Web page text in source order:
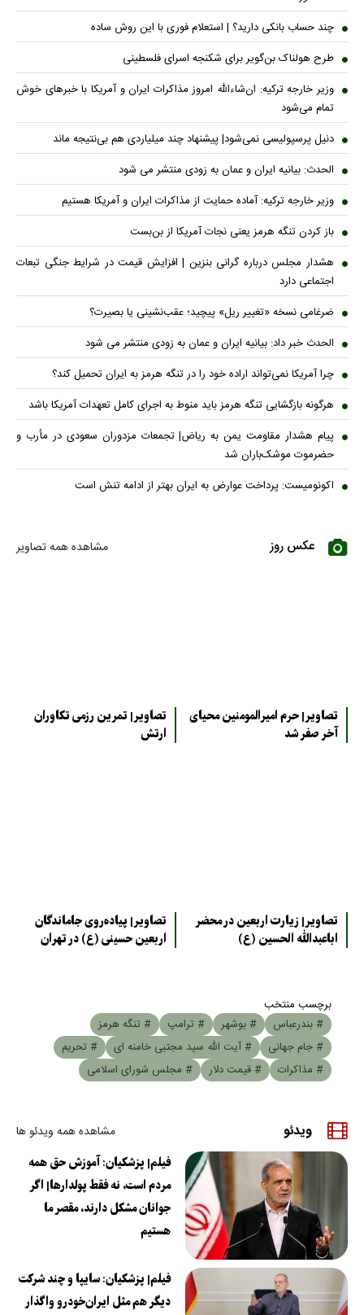
چند حساب بانکی دارید؟ | استعلام فوری با این روش ساده
طرح هولناک بن‌گویر برای شکنجه اسرای فلسطینی
وزیر خارجه ترکیه: ان‌شاءالله امروز مذاکرات ایران و آمریکا با خبرهای خوش
تمام می‌شود
دنیل پرسپولیسی نمی‌شود| پیشنهاد چند میلیاردی هم بی‌نتیجه ماند
الحدث: بیانیه ایران و عمان به زودی منتشر می شود
وزیر خارجه ترکیه: آماده حمایت از مذاکرات ایران و آمریکا هستیم
باز کردن تنگه هرمز یعنی نجات آمریکا از بن‌بست
هشدار مجلس درباره گرانی بنزین | افزایش قیمت در شرایط جنگی تبعات
اجتماعی دارد
ضرغامی نسخه «تغییر ریل» پیچید؛ عقب‌نشینی یا بصیرت؟
الحدث خبر داد: بیانیه ایران و عمان به زودی منتشر می شود
چرا آمریکا نمی‌تواند اراده خود را در تنگه هرمز به ایران تحمیل کند؟
هرگونه بازگشایی تنگه هرمز باید منوط به اجرای کامل تعهدات آمریکا باشد
پیام هشدار مقاومت یمن به ریاض| تجمعات مزدوران سعودی در مأرب و
حضرموت موشک‌باران شد
اکونومیست: پرداخت عوارض به ایران بهتر از ادامه تنش است
عکس روز مشاهده همه تصاویر
تصاویر| حرم امیرالمومنین محیای
آخر صفر شد
تصاویر| تمرین رزمی تکاوران
ارتش
تصاویر| زیارت اربعین در محضر
اباعبدالله الحسین (ع)
تصاویر| پیاده‌روی جاماندگان
اربعین حسینی (ع) در تهران
برچسب منتخب
# بندرعباس
# بوشهر # ترامپ
# تنگه هرمز
# جام جهانی
# آیت الله سید مجتبی خامنه ای
# تحریم
# مذاکرات
# قیمت دلار # مجلس شورای اسلامی
ویدئو مشاهده همه ویدئو ها
فیلم| پزشکیان: آموزش حق همه
مردم است، نه فقط پولدارها| اگر
جوانان مشکل دارند، مقصر ما
هستیم
فیلم| پزشکیان: سایپا و چند شرکت
دیگر هم مثل ایران‌خودرو واگذار